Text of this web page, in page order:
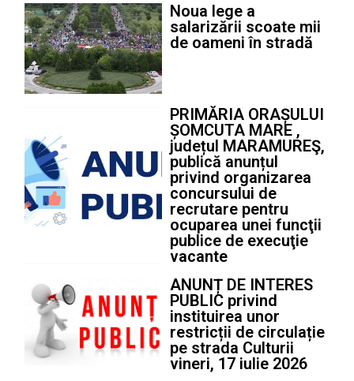
Noua lege a
salarizării scoate mii
de oameni în stradă
PRIMĂRIA ORAȘULUI
ȘOMCUTA MARE ,
județul MARAMUREŞ,
publică anunțul
privind organizarea
concursului de
recrutare pentru
ocuparea unei funcţii
publice de execuţie
vacante
ANUNȚ DE INTERES
PUBLIC privind
instituirea unor
restricții de circulație
pe strada Culturii
vineri, 17 iulie 2026